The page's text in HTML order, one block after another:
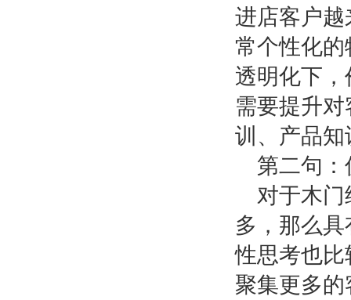
进店客户
常个性化的
透明化下
需要提升
训、产品
第二句
对于木
多，那么
性思考也
聚集更多